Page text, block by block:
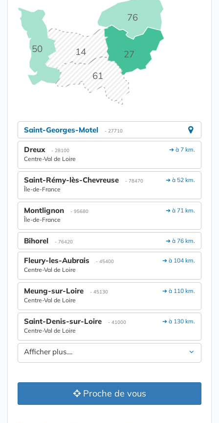
14 27
50
61
76
Saint-Georges-Motel - 27710
➔ à 7 km.
Dreux - 28100
Centre-Val de Loire
➔ à 52 km.
Saint-Rémy-lès-Chevreuse - 78470
Île-de-France
➔ à 71 km.
Montlignon - 95680
Île-de-France
➔ à 76 km.
Bihorel - 76420
➔ à 104 km.
Fleury-les-Aubrais - 45400
Centre-Val de Loire
➔ à 110 km.
Meung-sur-Loire - 45130
Centre-Val de Loire
➔ à 130 km.
Saint-Denis-sur-Loire - 41000
Centre-Val de Loire
Afficher plus....
Proche de vous